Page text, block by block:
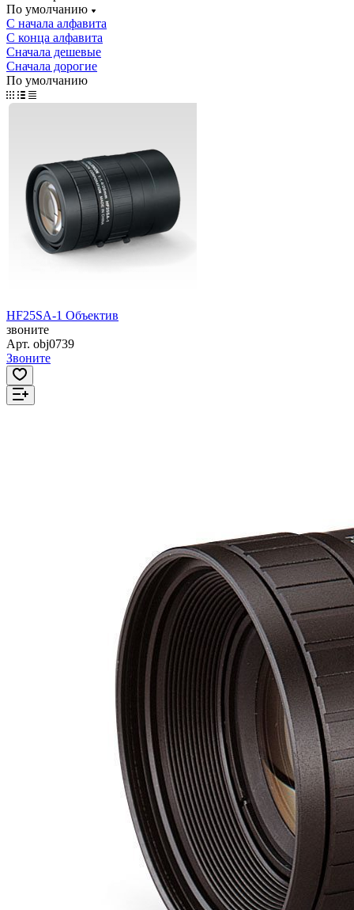
По умолчанию
С начала алфавита
С конца алфавита
Сначала дешевые
Сначала дорогие
По умолчанию
HF25SA-1 Объектив
звоните
Арт. obj0739
Звоните